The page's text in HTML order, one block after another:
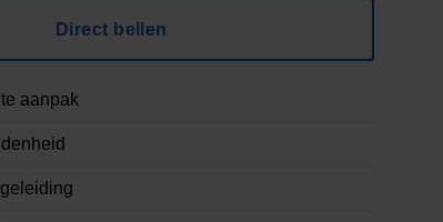
Direct bellen
aanpak